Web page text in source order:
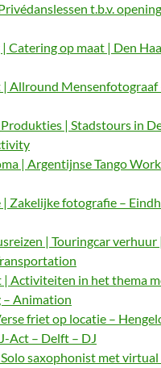
t.b.v.
Catering op maat | Den
| Allround Mensenfotograaf
| Stadstours in
| Argentijnse Tango
| Zakelijke fotografie –
| Touringcar verhuur
| Activiteiten in het thema
Animation
friet op locatie –
Act – Delft – DJ
saxophonist met